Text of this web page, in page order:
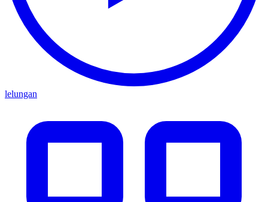
lelungan